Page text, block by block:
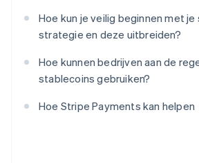
Hoe kun je veilig beginnen met
strategie en deze uitbreiden?
Hoe kunnen bedrijven aan de
stablecoins gebruiken?
Hoe Stripe Payments kan helpen